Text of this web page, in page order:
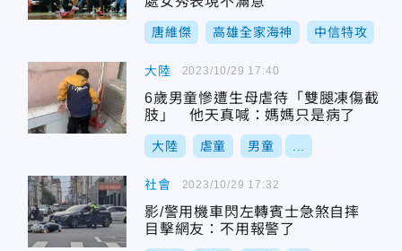
唐維傑 高雄全家海神 中信特攻
大陸
6歲男童慘遭生母虐待「雙腿凍傷截
肢」 他天真喊：媽媽只是病了
大陸 虐童 男童
2023/10/29 17:40
社會
影/警用機車閃左轉賓士急煞自摔
目擊網友：不用報警了
2023/10/29 17:32